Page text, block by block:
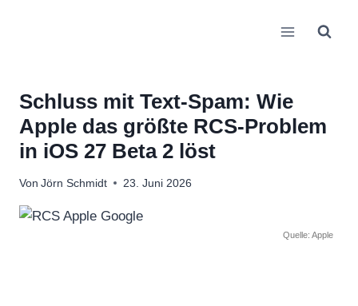
Schluss mit Text-Spam: Wie
Apple das größte RCS-Problem
in iOS 27 Beta 2 löst
Von Jörn Schmidt 23. Juni 2026
Quelle: Apple